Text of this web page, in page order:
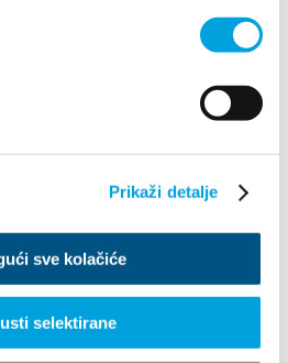
Prikaži detalje
sve kolačiće
selektirane
28, 21217 Kaštel Štafilić